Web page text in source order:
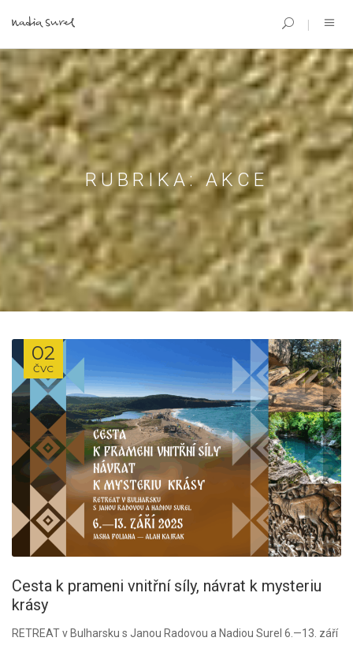
RUBRIKA:AKCE
02
ČVC
Cesta k prameni vnitřní síly, návrat k mysteriu
krásy
RETREAT v Bulharsku s Janou Radovou a Nadiou Surel 6.—13. září